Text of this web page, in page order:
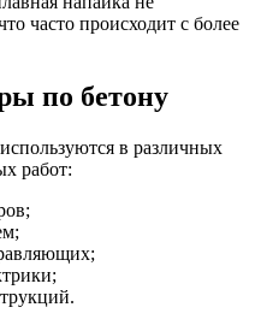
часто происходит с более
по бетону
в различных
работ: